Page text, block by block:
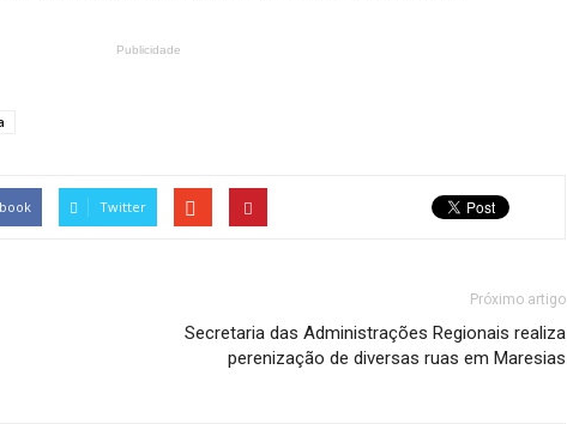
Publicidade
Twitter
Próximo artigo
Secretaria das Administrações Regionais realiza
perenização de diversas ruas em Maresias